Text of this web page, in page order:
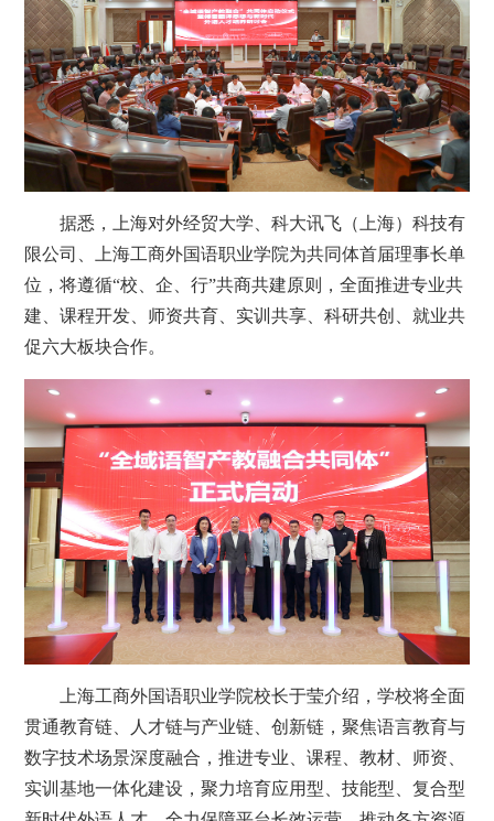
据悉，上海对外经贸大学、科大讯飞（上海）科技有
限公司、上海工商外国语职业学院为共同体首届理事长单
位，将遵循“校、企、行”共商共建原则，全面推进专业共
建、课程开发、师资共育、实训共享、科研共创、就业共
促六大板块合作。
上海工商外国语职业学院校长于莹介绍，学校将全面
贯通教育链、人才链与产业链、创新链，聚焦语言教育与
数字技术场景深度融合，推进专业、课程、教材、师资、
实训基地一体化建设，聚力培育应用型、技能型、复合型